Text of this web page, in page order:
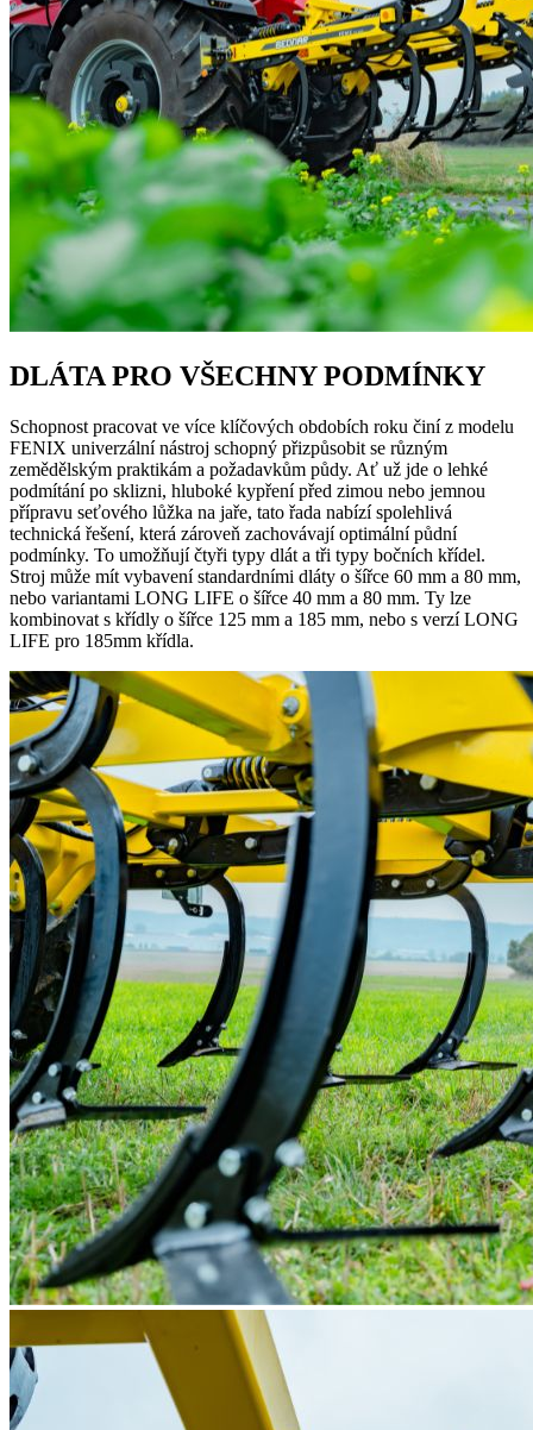
DLÁTA PRO VŠECHNY PODMÍNKY
Schopnost pracovat ve více klíčových obdobích roku činí z modelu
FENIX univerzální nástroj schopný přizpůsobit se různým
zemědělským praktikám a požadavkům půdy. Ať už jde o lehké
podmítání po sklizni, hluboké kypření před zimou nebo jemnou
přípravu seťového lůžka na jaře, tato řada nabízí spolehlivá
technická řešení, která zároveň zachovávají optimální půdní
podmínky. To umožňují čtyři typy dlát a tři typy bočních křídel.
Stroj může mít vybavení standardními dláty o šířce 60 mm a 80 mm,
nebo variantami LONG LIFE o šířce 40 mm a 80 mm. Ty lze
kombinovat s křídly o šířce 125 mm a 185 mm, nebo s verzí LONG
LIFE pro 185mm křídla.